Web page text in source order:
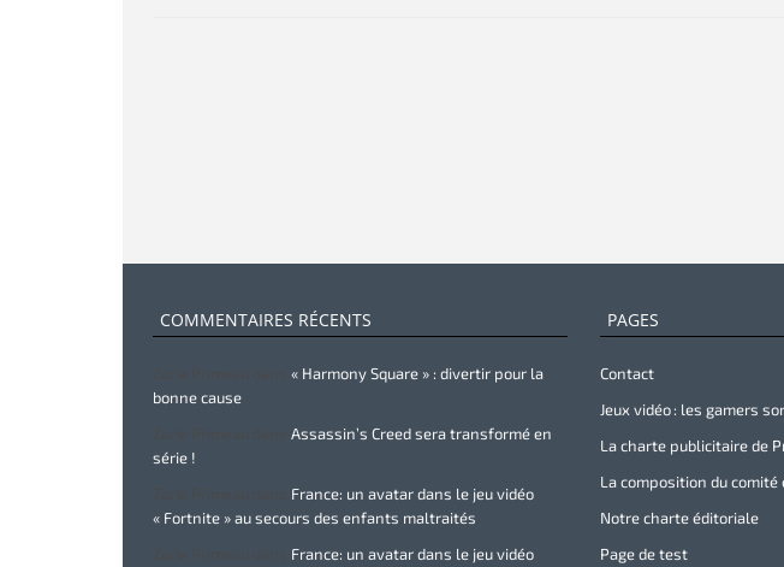
COMMENTAIRES RÉCENTS
« Harmony Square » : divertir pour la
bonne cause
Assassin’s Creed sera transformé en
série !
France: un avatar dans le jeu vidéo
« Fortnite » au secours des enfants maltraités
France: un avatar dans le jeu vidéo
PAGES
Contact
Jeux vidéo : les gamers
La charte publicitaire de
La composition du
Notre charte éditoriale
Page de test